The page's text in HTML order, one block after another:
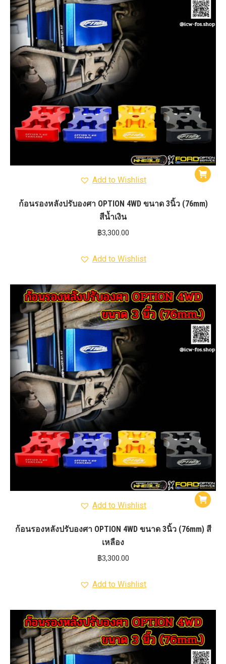
Add to Wishlist
ก้อนรองหลังปรับองศา OPTION 4WD ขนาด 3นิ้ว (76mm)
สีน้ำเงิน
฿3,300.00
Add to Wishlist
Add to Wishlist
ก้อนรองหลังปรับองศา OPTION 4WD ขนาด 3นิ้ว (76mm) สี
เหลือง
฿3,300.00
Add to Wishlist